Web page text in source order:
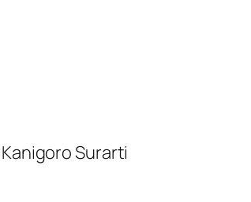
Surarti